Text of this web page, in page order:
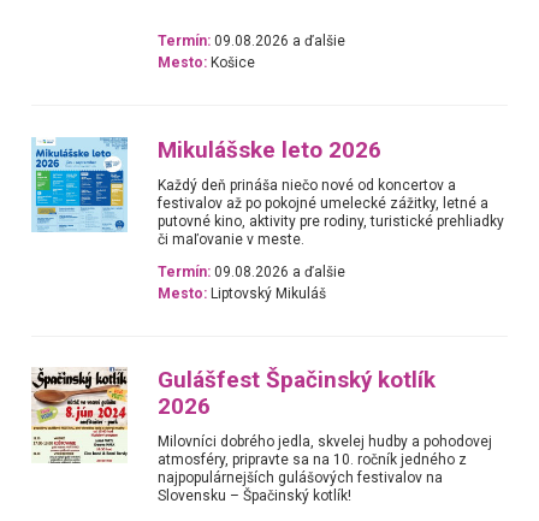
Termín: 09.08.2026 a ďalšie
Mesto: Košice
Mikulášske leto 2026
Každý deň prináša niečo nové od koncertov a
festivalov až po pokojné umelecké zážitky, letné a
putovné kino, aktivity pre rodiny, turistické prehliadky
či maľovanie v meste.
Termín: 09.08.2026 a ďalšie
Mesto: Liptovský Mikuláš
Gulášfest Špačinský kotlík
2026
Milovníci dobrého jedla, skvelej hudby a pohodovej
atmosféry, pripravte sa na 10. ročník jedného z
najpopulárnejších gulášových festivalov na
Slovensku – Špačinský kotlík!